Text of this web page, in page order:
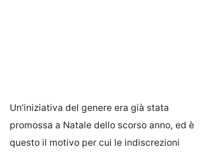
Un’iniziativa del genere era già stata
promossa a Natale dello scorso anno, ed è
questo il motivo per cui le indiscrezioni